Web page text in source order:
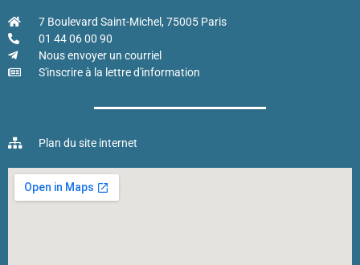
7 Boulevard Saint-Michel, 75005 Paris
01 44 06 00 90
Nous envoyer un courriel
S'inscrire à la lettre d'information
Plan du site internet